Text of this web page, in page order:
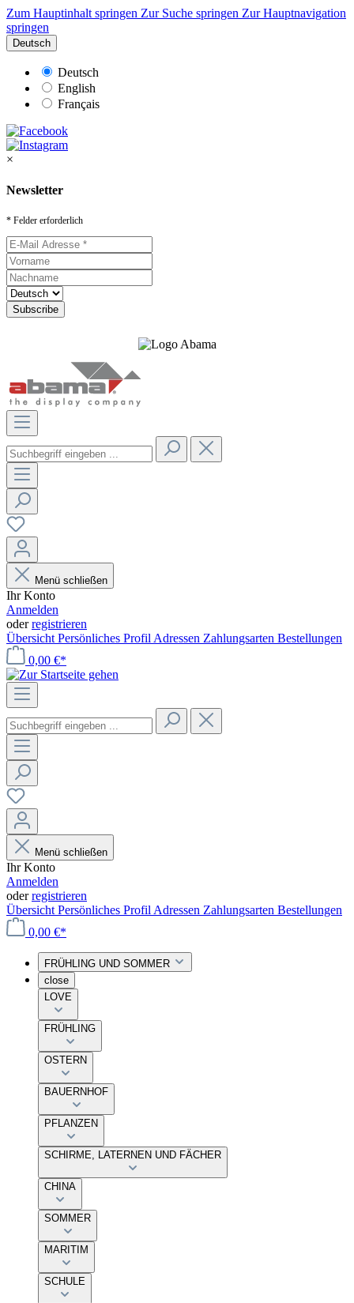
Zum Hauptinhalt springen Zur Suche springen Zur Hauptnavigation
springen
Deutsch
Deutsch
English
Français
×
Newsletter
* Felder erforderlich
Menü schließen
Ihr Konto
Anmelden
oderregistrieren
Übersicht Persönliches Profil Adressen Zahlungsarten Bestellungen
0,00 €*
Menü schließen
Ihr Konto
Anmelden
oderregistrieren
Übersicht Persönliches Profil Adressen Zahlungsarten Bestellungen
0,00 €*
FRÜHLING UND SOMMER
close
LOVE
FRÜHLING
OSTERN
BAUERNHOF
PFLANZEN
SCHIRME, LATERNEN UND FÄCHER
CHINA
SOMMER
MARITIM
SCHULE